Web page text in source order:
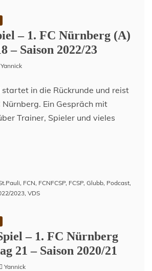
– 1. FC Nürnberg (A)
– Saison 2022/23
Yannick
startet in die Rückrunde und reist
Nürnberg. Ein Gespräch mit
Trainer, Spieler und vieles
, FCN, FCNFCSP, FCSP, Glubb, Podcast,
2023, VDS
– 1. FC Nürnberg
21 – Saison 2020/21
Yannick